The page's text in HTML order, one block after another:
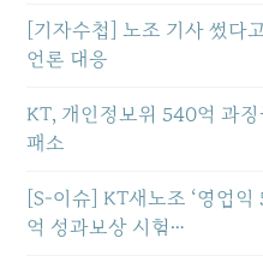
[기자수첩] 노조 기사 썼다
언론 대응
KT, 개인정보위 540억 과
패소
[S-이슈] KT새노조 ‘영업
억 성과보상 시험…